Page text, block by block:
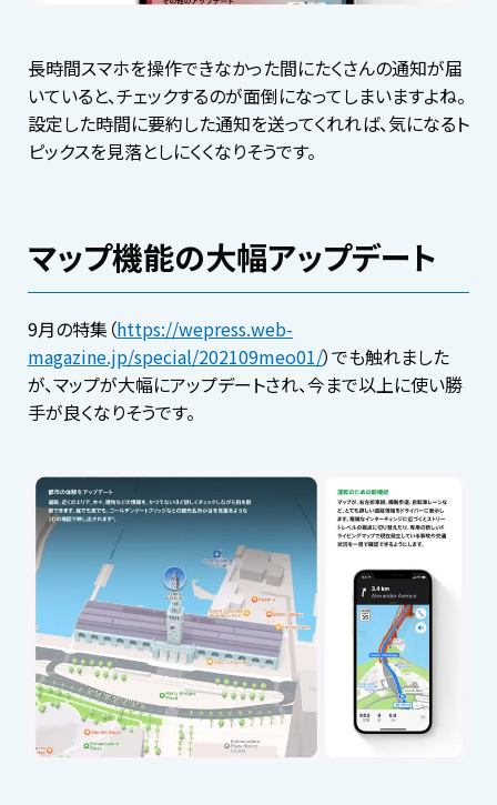
長時間スマホを操作できなかった間にたくさんの通知が届
いていると、チェックするのが面倒になってしまいますよね。
設定した時間に要約した通知を送ってくれれば、気になるト
ピックスを見落としにくくなりそうです。
マップ機能の大幅アップデート
9月の特集（https://wepress.web-
magazine.jp/special/202109meo01/）でも触れました
が、マップが大幅にアップデートされ、今まで以上に使い勝
手が良くなりそうです。